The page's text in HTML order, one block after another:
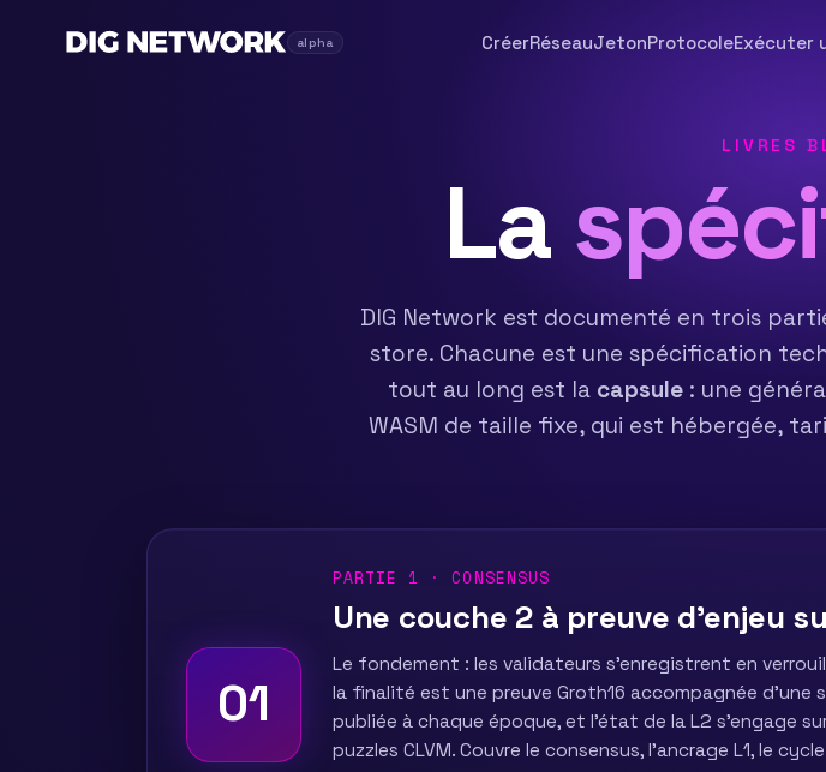
alpha CréerRéseauJetonProtocoleExécuter
LIVRES
La
DIG Network est documenté en trois
store. Chacune est une spécification
tout au long est la capsule: une
WASM de taille fixe, qui est hébergée,
01
PARTIE 1 · CONSENSUS
Une couche 2 à preuve d'enjeu
Le fondement : les validateurs s'enregistrent en
la finalité est une preuve Groth16 accompagnée d'une
publiée à chaque époque, et l'état de la L2 s'engage
puzzles CLVM. Couvre le consensus, l'ancrage L1, le